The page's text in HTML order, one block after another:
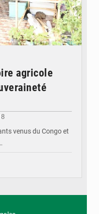
agricole
venus du Congo et